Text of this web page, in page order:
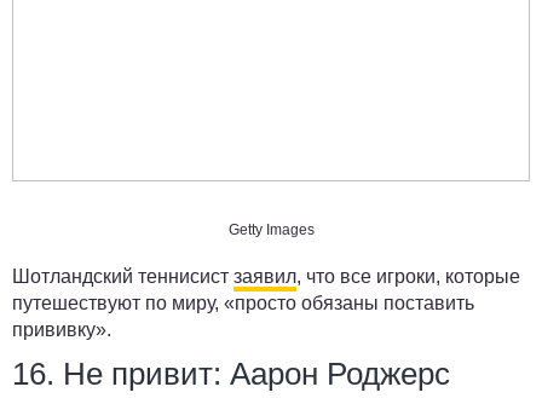
Getty Images
Шотландский теннисист заявил, что все игроки, которые
путешествуют по миру, «просто обязаны поставить
прививку».
16. Не привит: Аарон Роджерс